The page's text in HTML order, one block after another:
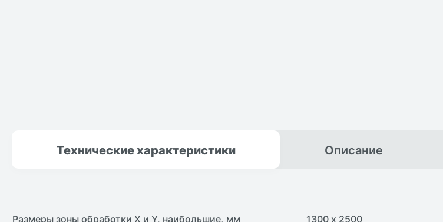
Техническиехарактеристики Описание
Размеры зоны обработки X и Y, наибольшие, мм
1300 х 2500